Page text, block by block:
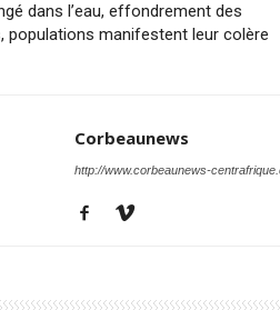
dans l’eau, effondrement des
populations manifestent leur colère
Corbeaunews
http://www.corbeaunews-